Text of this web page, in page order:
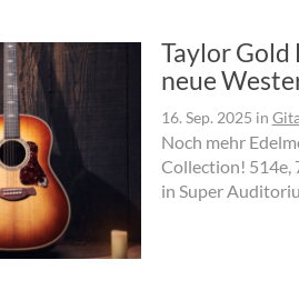
Taylor Gold
neue
16. Sep. 2025 in
Noch mehr
Collection! 514e,
in Super